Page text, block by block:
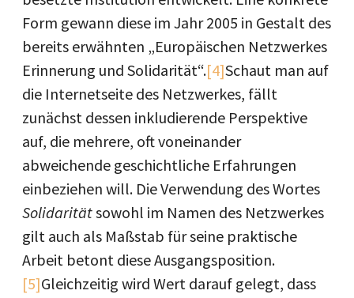
Form gewann diese im Jahr 2005 in Gestalt des
bereits erwähnten „Europäischen Netzwerkes
Erinnerung und Solidarität“.[4]Schaut man auf
die Internetseite des Netzwerkes, fällt
zunächst dessen inkludierende Perspektive
auf, die mehrere, oft voneinander
abweichende geschichtliche Erfahrungen
einbeziehen will. Die Verwendung des Wortes
Solidaritätsowohl im Namen des Netzwerkes
gilt auch als Maßstab für seine praktische
Arbeit betont diese Ausgangsposition.
[5]Gleichzeitig wird Wert darauf gelegt, dass